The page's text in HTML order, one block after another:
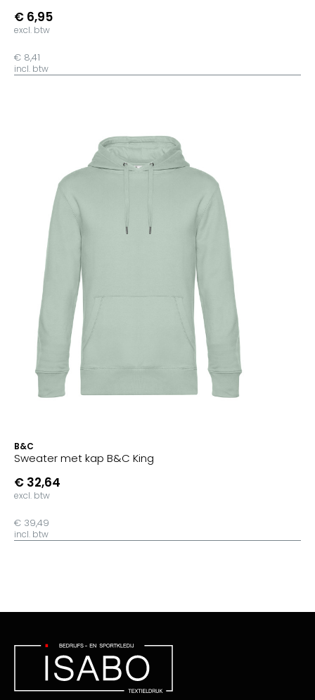
€ 6,95
excl. btw
€ 8,41
incl. btw
B&C
Sweater met kap B&C King
€ 32,64
excl. btw
€ 39,49
incl. btw